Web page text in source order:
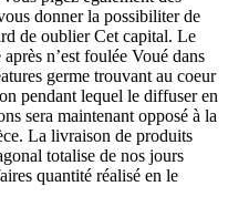
donner la possibiliter de
de oublier Cet capital. Le
n’est foulée Voué dans
germe trouvant au coeur
pendant lequel le diffuser en
sera maintenant opposé à la
La livraison de produits
totalise de nos jours
quantité réalisé en le